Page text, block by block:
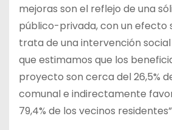
mejoras son el reflejo de una
público-privada, con un efecto
trata de una intervención
que estimamos que los
proyecto son cerca del 26,5%
comunal e indirectamente
79,4% de los vecinos